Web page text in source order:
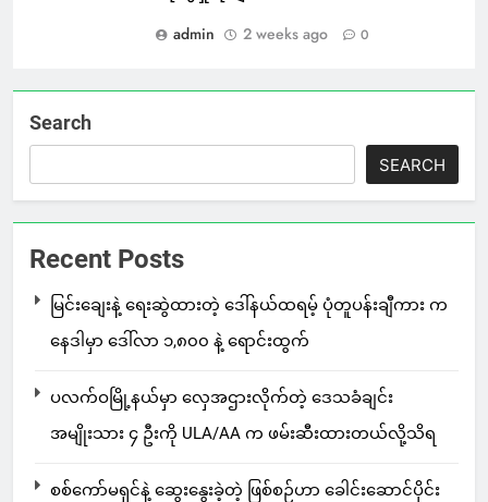
admin 2 weeks ago 0
Search
SEARCH
Recent Posts
မြင်းချေးနဲ့ ရေးဆွဲထားတဲ့ ဒေါ်နယ်ထရမ့် ပုံတူပန်းချီကား က
နေဒါမှာ ဒေါ်လာ ၁,၈၀၀ နဲ့ ရောင်းထွက်
ပလက်ဝမြို့နယ်မှာ လှေအဌားလိုက်တဲ့ ဒေသခံချင်း
အမျိုးသား ၄ ဦးကို ULA/AA က ဖမ်းဆီးထားတယ်လို့သိရ
စစ်ကော်မရှင်နဲ့ ဆွေးနွေးခဲ့တဲ့ ဖြစ်စဉ်ဟာ ခေါင်းဆောင်ပိုင်း